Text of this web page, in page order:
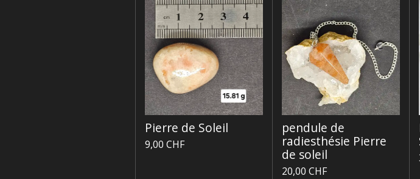
Pierre de Soleil
9,00 CHF
pendule de
radiesthésie Pierre
de soleil
20,00 CHF